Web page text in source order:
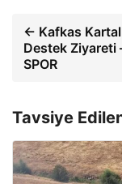
← Kafkas
Destek Ziyareti
SPOR
Tavsiye